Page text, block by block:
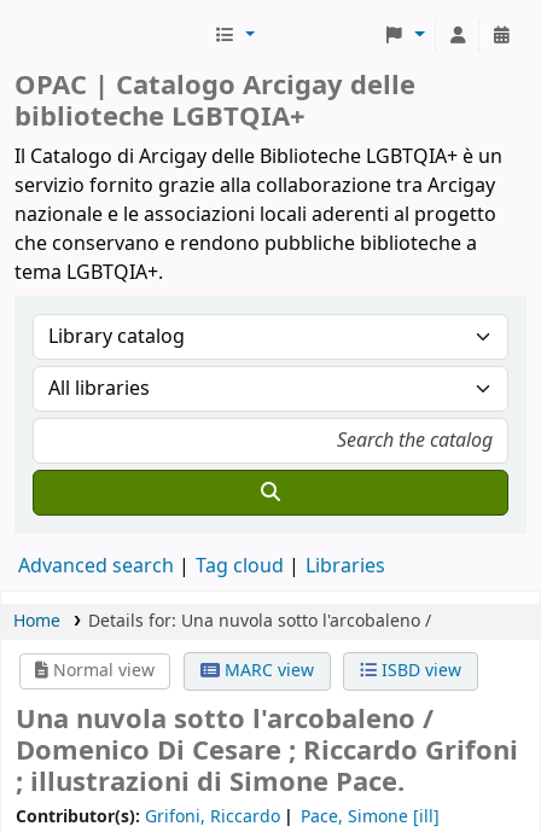
OPAC | Catalogo Arcigay delle
biblioteche LGBTQIA+
Il Catalogo di Arcigay delle Biblioteche LGBTQIA+ è un
servizio fornito grazie alla collaborazione tra Arcigay
nazionale e le associazioni locali aderenti al progetto
che conservano e rendono pubbliche biblioteche a
tema LGBTQIA+.
Advanced search Tag cloud Libraries
Home Details for: Una nuvola sotto l'arcobaleno /
Normal view
MARC view ISBD view
Una nuvola sotto l'arcobaleno /
Domenico Di Cesare ; Riccardo Grifoni
; illustrazioni di Simone Pace.
Contributor(s): Grifoni, Riccardo Pace, Simone [ill]